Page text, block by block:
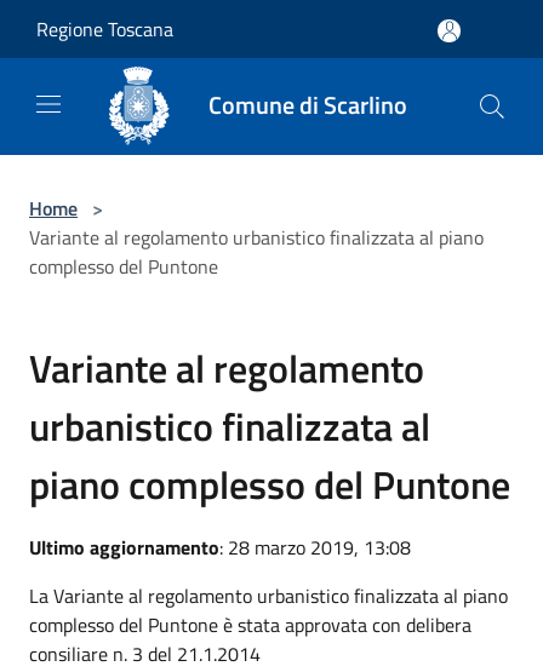
Regione Toscana
Comune di Scarlino
Home >
Variante al regolamento urbanistico finalizzata al piano
complesso del Puntone
Variante al regolamento
urbanistico finalizzata al
piano complesso del Puntone
Ultimo aggiornamento: 28 marzo 2019, 13:08
La Variante al regolamento urbanistico finalizzata al piano
complesso del Puntone è stata approvata con delibera
consiliare n. 3 del 21.1.2014